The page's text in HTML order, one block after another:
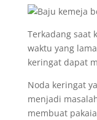
Terkadang saat
waktu yang
keringat dapat
Noda keringat
menjadi
membuat